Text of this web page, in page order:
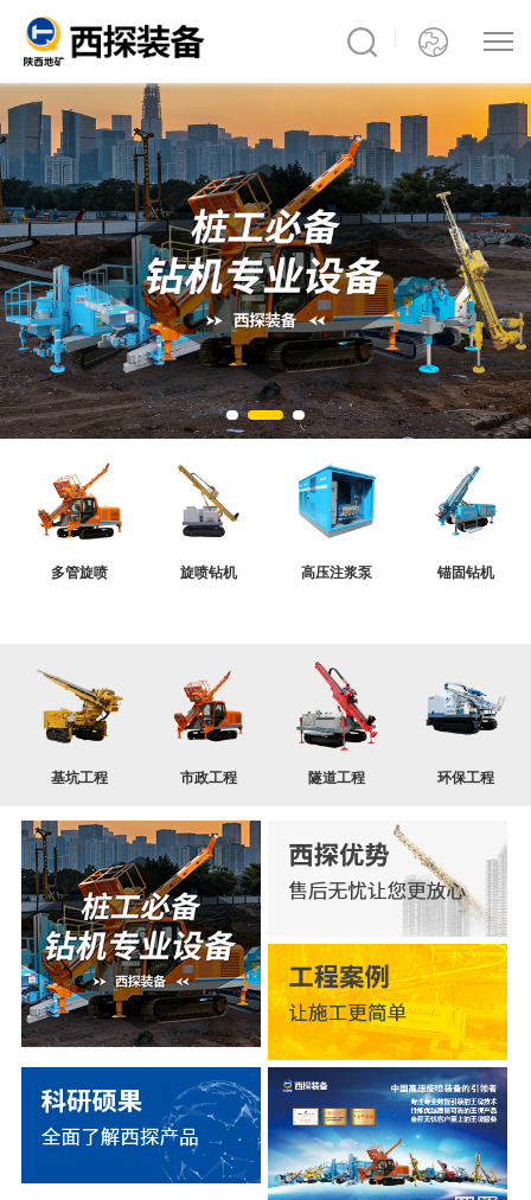
多管旋喷 旋喷钻机 高压注浆泵 锚固钻机
基坑工程 市政工程 隧道工程 环保工程